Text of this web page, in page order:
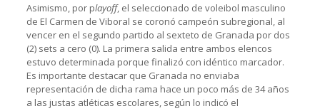
Asimismo, por playoff, el seleccionado de voleibol masculino
de El Carmen de Viboral se coronó campeón subregional, al
vencer en el segundo partido al sexteto de Granada por dos
(2) sets a cero (0). La primera salida entre ambos elencos
estuvo determinada porque finalizó con idéntico marcador.
Es importante destacar que Granada no enviaba
representación de dicha rama hace un poco más de 34 años
a las justas atléticas escolares, según lo indicó el